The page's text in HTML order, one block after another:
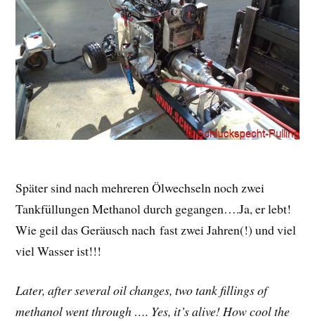
Später sind nach mehreren Ölwechseln noch zwei
Tankfüllungen Methanol durch gegangen….Ja, er lebt!
Wie geil das Geräusch nach fast zwei Jahren(!) und viel
viel Wasser ist!!!
Later, after several oil changes, two tank fillings of
methanol went through …. Yes, it’s alive! How cool the